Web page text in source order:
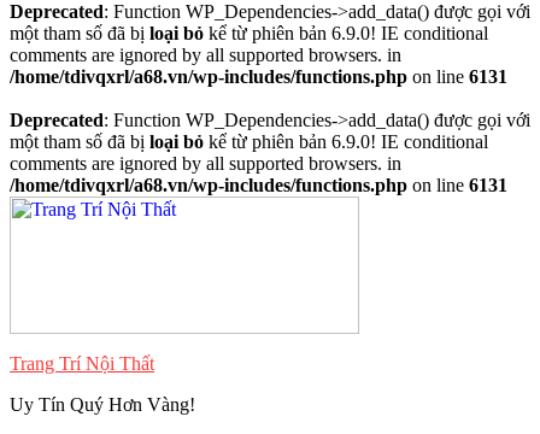
Deprecated: Function WP_Dependencies->add_data() được gọi với
một tham số đã bị loại bỏ kể từ phiên bản 6.9.0! IE conditional
comments are ignored by all supported browsers. in
/home/tdivqxrl/a68.vn/wp-includes/functions.php on line 6131
Deprecated: Function WP_Dependencies->add_data() được gọi với
một tham số đã bị loại bỏ kể từ phiên bản 6.9.0! IE conditional
comments are ignored by all supported browsers. in
/home/tdivqxrl/a68.vn/wp-includes/functions.php on line 6131
Skip
Trang Trí Nội Thất
Uy Tín Quý Hơn Vàng!